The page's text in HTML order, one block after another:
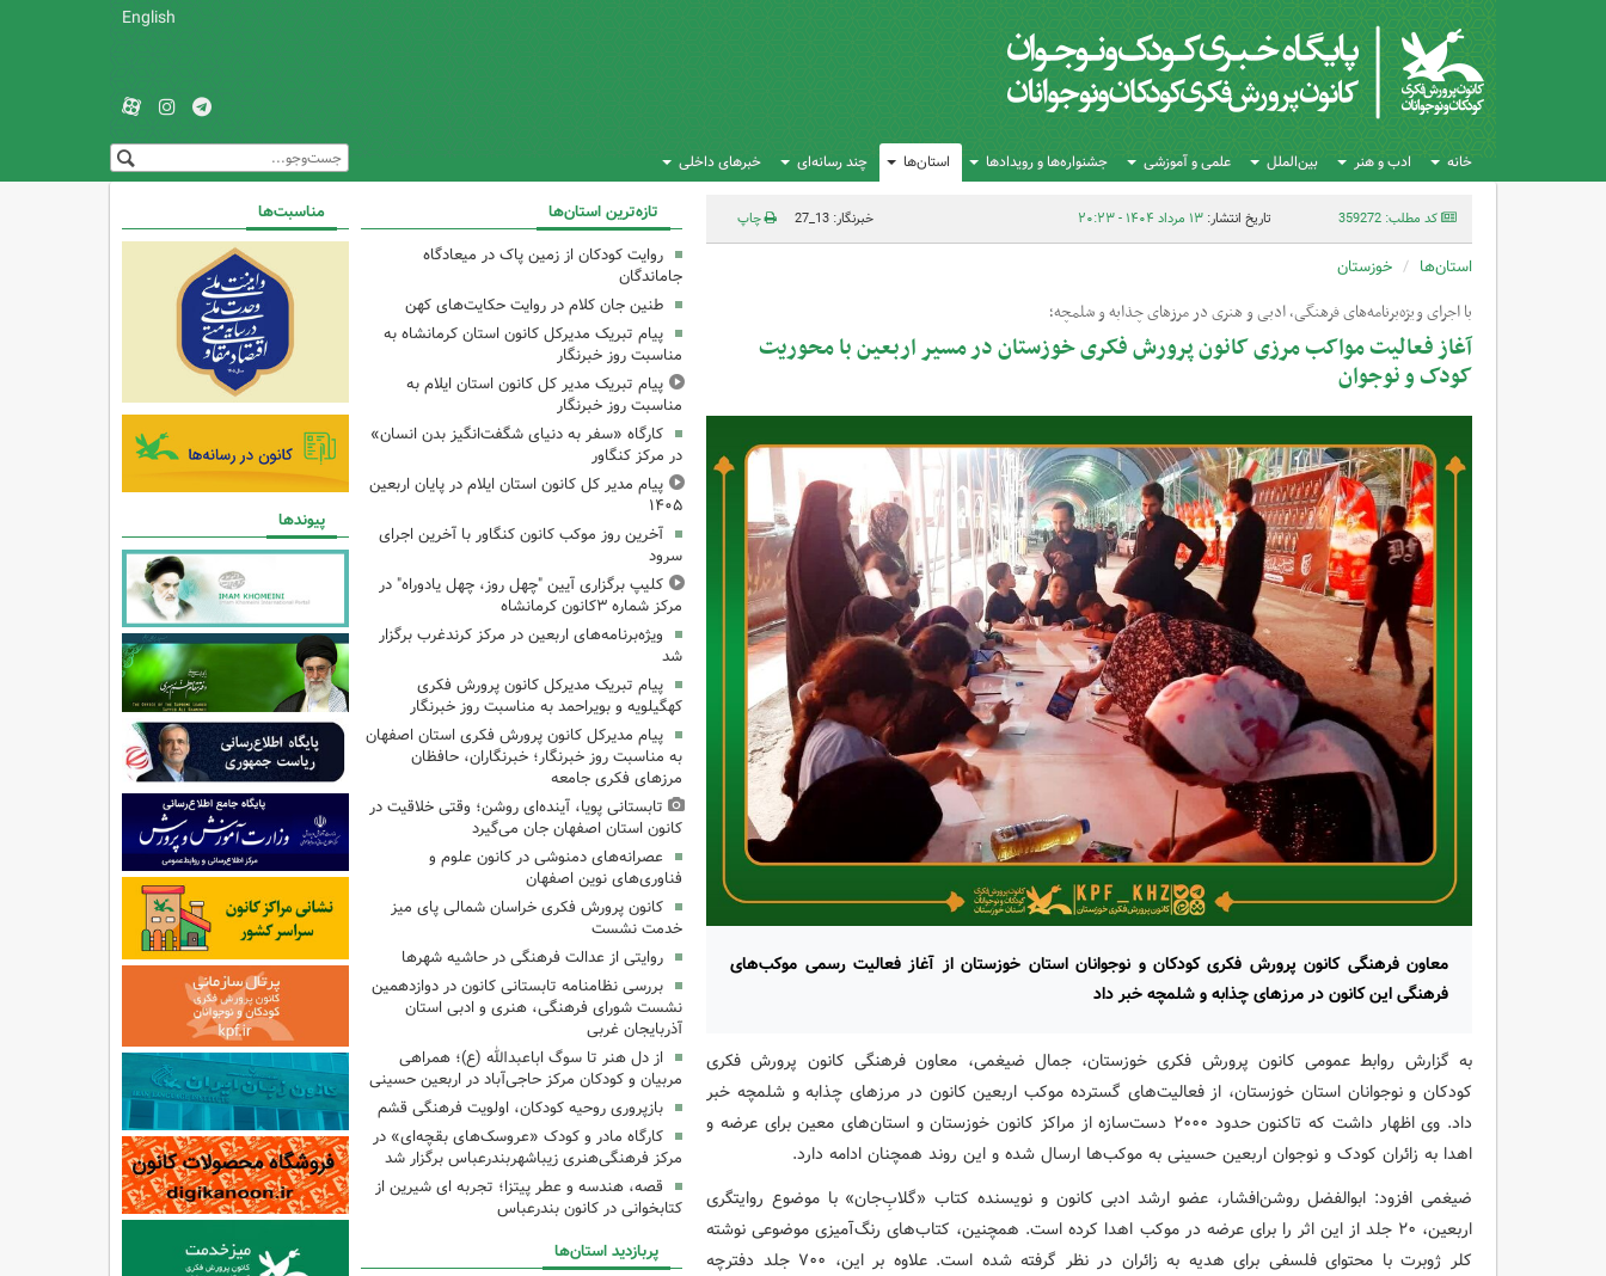
English
خانه ادب و هنر بین‌الملل علمی و آموزشی جشنواره‌ها و رویدادها استان‌ها چند رسانه‌ای خبرهای داخلی
کد مطلب: 359272 تاریخ انتشار:۱۳ مرداد ۱۴۰۴ - ۲۰:۲۳ خبرنگار: 13_27 چاپ
استان‌ها خوزستان
با اجرای ویژه‌برنامه‌های فرهنگی، ادبی و هنری در مرزهای چذابه و شلمچه؛
آغاز فعالیت مواکب مرزی کانون پرورش فکری خوزستان در مسیر اربعین با محوریت
کودک و نوجوان
معاون فرهنگی کانون پرورش فکری کودکان و نوجوانان استان خوزستان از آغاز فعالیت رسمی موکب‌های
فرهنگی این کانون در مرزهای چذابه و شلمچه خبر داد
به گزارش روابط عمومی کانون پرورش فکری خوزستان، جمال ضیغمی، معاون فرهنگی کانون پرورش فکری
کودکان و نوجوانان استان خوزستان، از فعالیت‌های گسترده موکب اربعین کانون در مرزهای چذابه و شلمچه خبر
داد. وی اظهار داشت که تاکنون حدود ۲۰۰۰ دست‌سازه از مراکز کانون خوزستان و استان‌های معین برای عرضه و
اهدا به زائران کودک و نوجوان اربعین حسینی به موکب‌ها ارسال شده و این روند همچنان ادامه دارد.
ضیغمی افزود: ابوالفضل روشن‌افشار، عضو ارشد ادبی کانون و نویسنده کتاب «گلاب‌ِجان» با موضوع روایتگری
اربعین، ۲۰ جلد از این اثر را برای عرضه در موکب اهدا کرده است. همچنین، کتاب‌های رنگ‌آمیزی موضوعی نوشته
کلر ژوبرت با محتوای فلسفی برای هدیه به زائران در نظر گرفته شده است. علاوه بر این، ۷۰۰ جلد دفترچه
تازه‌ترین استان‌ها
روایت کودکان از زمین پاک در میعادگاه
جاماندگان
طنین جان کلام در روایت حکایت‌های کهن
پیام تبریک مدیرکل کانون استان کرمانشاه به
مناسبت روز خبرنگار
پیام تبریک مدیر کل کانون استان ایلام به
مناسبت روز خبرنگار
کارگاه «سفر به دنیای شگفت‌انگیز بدن انسان»
در مرکز کنگاور
پیام مدیر کل کانون استان ایلام در پایان اربعین
۱۴۰۵
آخرین روز موکب کانون کنگاور با آخرین اجرای
سرود
کلیپ برگزاری آیین "چهل روز، چهل یادوراه" در
مرکز شماره ۳کانون کرمانشاه
ویژه‌برنامه‌های اربعین در مرکز کرندغرب برگزار
شد
پیام تبریک مدیرکل کانون پرورش فکری
کهگیلویه و بویراحمد به مناسبت روز خبرنگار
پیام مدیرکل کانون پرورش فکری استان اصفهان
به مناسبت روز خبرنگار؛ خبرنگاران، حافظان
مرزهای فکری جامعه
تابستانی پویا، آینده‌ای روشن؛ وقتی خلاقیت در
کانون استان اصفهان جان می‌گیرد
عصرانه‌های دمنوشی در کانون علوم و
فناوری‌های نوین اصفهان
کانون پرورش فکری خراسان شمالی پای میز
خدمت نشست
روایتی از عدالت فرهنگی در حاشیه شهرها
بررسی نظامنامه تابستانی کانون در دوازدهمین
نشست شورای فرهنگی، هنری و ادبی استان
آذربایجان غربی
از دل هنر تا سوگ اباعبدالله (ع)؛ همراهی
مربیان و کودکان مرکز حاجی‌آباد در اربعین حسینی
بازپروری روحیه کودکان، اولویت فرهنگی قشم
کارگاه مادر و کودک «عروسک‌های بقچه‌ای» در
مرکز فرهنگی‌هنری زیباشهربندرعباس برگزار شد
قصه، هندسه و عطر پیتزا؛ تجربه ای شیرین از
کتابخوانی در کانون بندرعباس
پربازدید استان‌ها
مناسبت‌ها
پیوندها